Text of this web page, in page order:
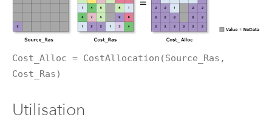
Cost_Alloc = CostAllocation(Source_Ras,
Cost_Ras)
Utilisation